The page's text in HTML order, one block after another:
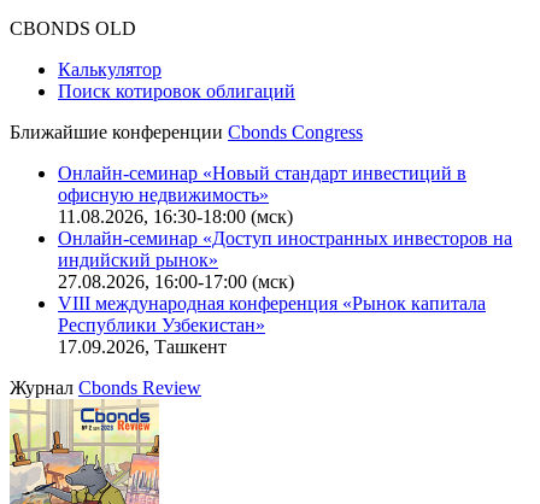
CBONDS OLD
Калькулятор
Поиск котировок облигаций
Ближайшие конференции Cbonds Congress
Онлайн-семинар «Новый стандарт инвестиций в
офисную недвижимость»
11.08.2026, 16:30-18:00 (мск)
Онлайн-семинар «Доступ иностранных инвесторов на
индийский рынок»
27.08.2026, 16:00-17:00 (мск)
VIII международная конференция «Рынок капитала
Республики Узбекистан»
17.09.2026, Ташкент
Журнал Cbonds Review